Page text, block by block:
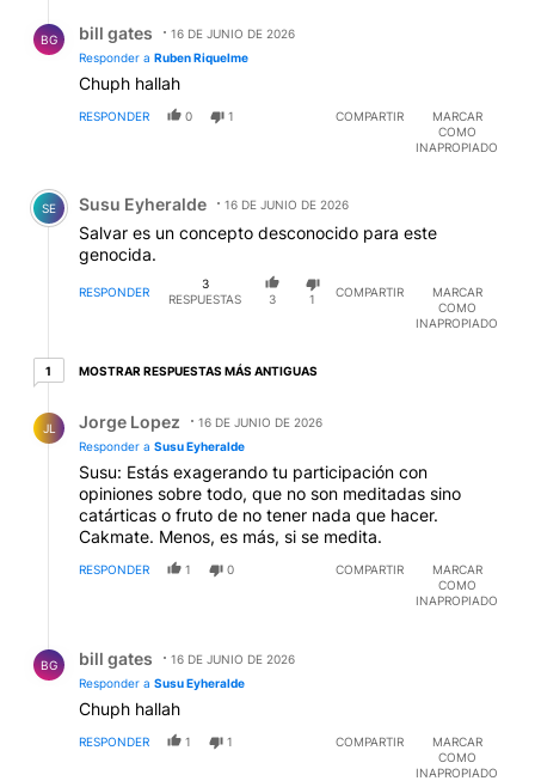
BG bill gates
16 DE JUNIO DE 2026
Responder a Ruben Riquelme
Chuph hallah
RESPONDER 0 1 COMPARTIR
MARCAR
COMO
INAPROPIADO
Comentario de Susu Eyheralde.
SE Susu Eyheralde 16 DE JUNIO DE 2026
Salvar es un concepto desconocido para este
genocida.
RESPONDER
3
RESPUESTAS
3 1
COMPARTIR
MARCAR
COMO
INAPROPIADO
11 respuesta más antiguas
MOSTRAR RESPUESTAS MÁS ANTIGUAS
JL Jorge Lopez
16 DE JUNIO DE 2026
Responder a Susu Eyheralde
Susu: Estás exagerando tu participación con
opiniones sobre todo, que no son meditadas sino
catárticas o fruto de no tener nada que hacer.
Cakmate. Menos, es más, si se medita.
RESPONDER 1 0 COMPARTIR
MARCAR
COMO
INAPROPIADO
BG bill gates
16 DE JUNIO DE 2026
Responder a Susu Eyheralde
Chuph hallah
RESPONDER 1 1 COMPARTIR
MARCAR
COMO
INAPROPIADO